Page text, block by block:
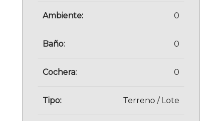
Ambiente: 0
Baño: 0
Cochera: 0
Tipo: Terreno / Lote